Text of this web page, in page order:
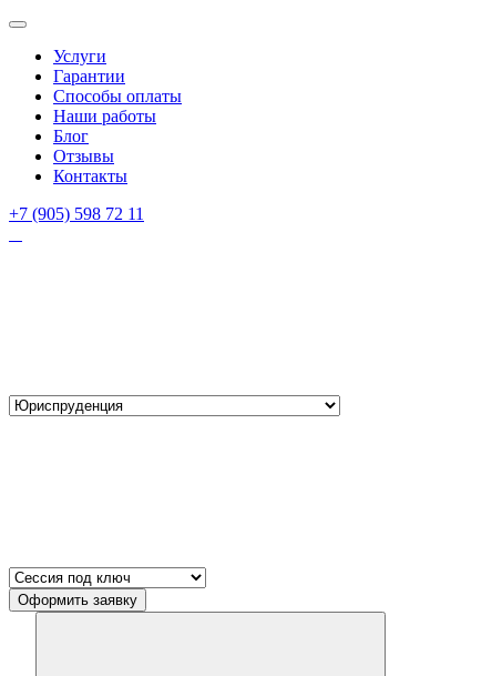
Услуги
Гарантии
Способы оплаты
Наши работы
Блог
Отзывы
Контакты
+7 (905) 598 72 11
Оформить заявку